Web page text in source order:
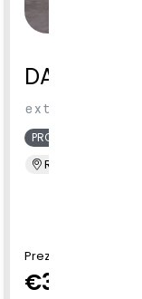
DACIA
extreme
PRONTA CONSEGNA
Renord Sesto S.
Prezzo di Listino
€33.500